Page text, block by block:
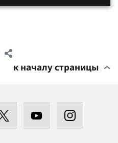
к началу страницы